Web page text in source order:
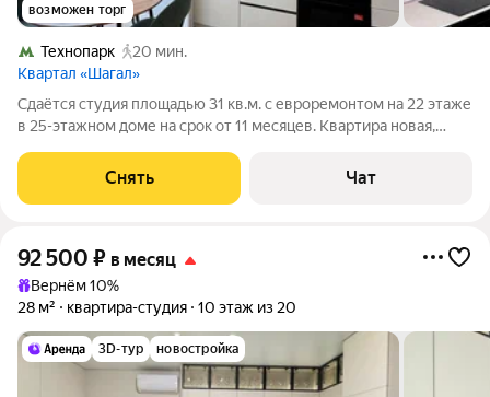
возможен торг
Технопарк
20 мин.
Квартал «Шагал»
Сдаётся студия площадью 31 кв.м. с евроремонтом на 22 этаже
в 25-этажном доме на срок от 11 месяцев. Квартира новая,
Духовой шкаф Стиральная машина Холодильник
Посудомоечная машина Кондиционер
Снять Чат
92 500 ₽ в месяц
Вернём 10%
28 м²
квартира-студия 10 этаж из 20
3D-тур новостройка